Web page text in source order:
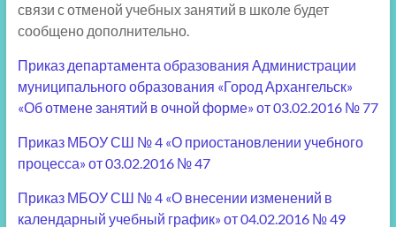
связи с отменой учебных занятий в школе будет
сообщено дополнительно.
Приказ департамента образования Администрации
муниципального образования «Город Архангельск»
«Об отмене занятий в очной форме» от 03.02.2016 № 77
Приказ МБОУ СШ № 4 «О приостановлении учебного
процесса» от 03.02.2016 № 47
Приказ МБОУ СШ № 4 «О внесении изменений в
календарный учебный график» от 04.02.2016 № 49